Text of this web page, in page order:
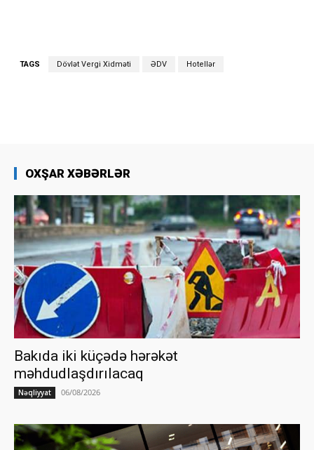
TAGS Dövlət Vergi Xidməti ƏDV Hotellər
OXŞAR XƏBƏRLƏR
Bakıda iki küçədə hərəkət
məhdudlaşdırılacaq
Nəqliyyat 06/08/2026